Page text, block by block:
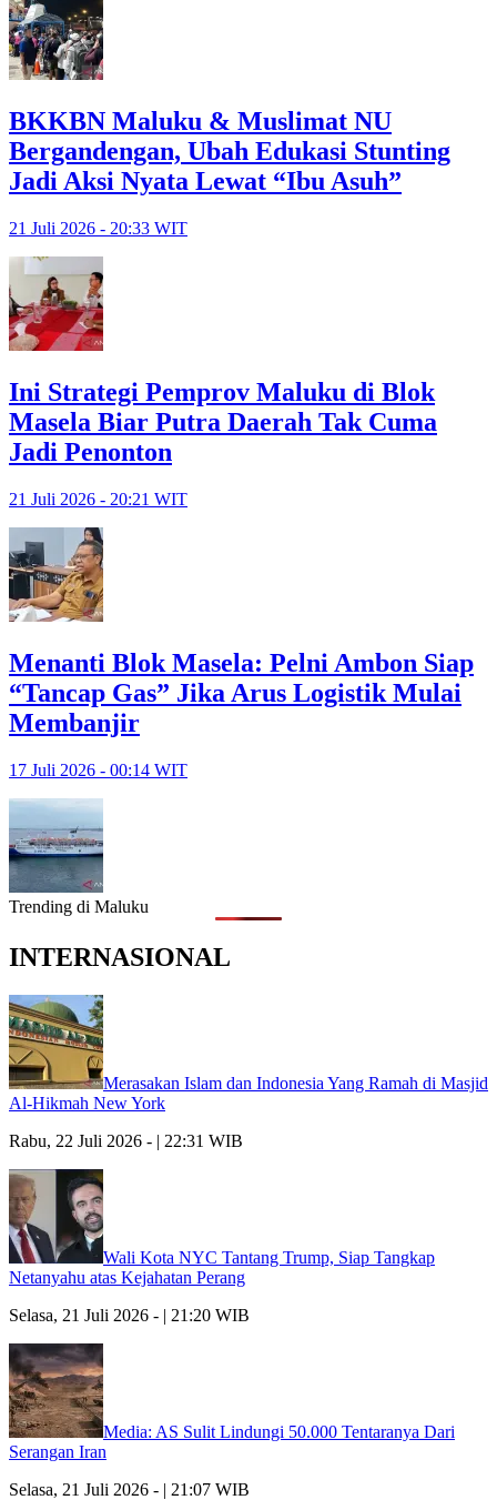
BKKBN Maluku & Muslimat NU
Bergandengan, Ubah Edukasi Stunting
Jadi Aksi Nyata Lewat “Ibu Asuh”
21 Juli 2026 - 20:33 WIT
Ini Strategi Pemprov Maluku di Blok
Masela Biar Putra Daerah Tak Cuma
Jadi Penonton
21 Juli 2026 - 20:21 WIT
Menanti Blok Masela: Pelni Ambon Siap
“Tancap Gas” Jika Arus Logistik Mulai
Membanjir
17 Juli 2026 - 00:14 WIT
Trending di Maluku
INTERNASIONAL
Merasakan Islam dan Indonesia Yang Ramah di Masjid
Al-Hikmah New York
Rabu, 22 Juli 2026 - | 22:31 WIB
Wali Kota NYC Tantang Trump, Siap Tangkap
Netanyahu atas Kejahatan Perang
Selasa, 21 Juli 2026 - | 21:20 WIB
Media: AS Sulit Lindungi 50.000 Tentaranya Dari
Serangan Iran
Selasa, 21 Juli 2026 - | 21:07 WIB